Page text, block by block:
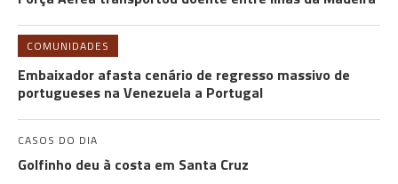
COMUNIDADES
Embaixador afasta cenário de regresso massivo de
portugueses na Venezuela a Portugal
CASOS DO DIA
Golfinho deu à costa em Santa Cruz